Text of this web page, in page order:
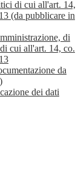
di cui all'art. 14,
(da pubblicare in
di
cui all'art. 14, co.
da
dei dati